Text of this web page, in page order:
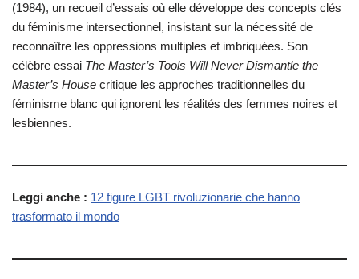
(1984), un recueil d’essais où elle développe des concepts clés
du féminisme intersectionnel, insistant sur la nécessité de
reconnaître les oppressions multiples et imbriquées. Son
célèbre essai The Master’s Tools Will Never Dismantle the
Master’s House critique les approches traditionnelles du
féminisme blanc qui ignorent les réalités des femmes noires et
lesbiennes.
Leggi anche : 12 figure LGBT rivoluzionarie che hanno
trasformato il mondo